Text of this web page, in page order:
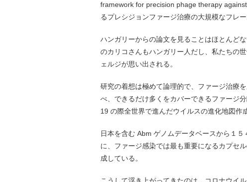
framework for precision phage therapy
るプレシジョンファージ治療の大規模なフレ
ハンガリーからの論文を見ることはほとんど
のカリコさんもハンガリー人だし、私たちの
ェルジが思い出される。
研究の着想は極めて論理的で、ファージ治療
べ、できるだけ多くをカバーできるファージ
19 の際全世界で進んだウイルスの進化地図作
日本を含む Abm ゲノムデータベースから１
に、ファージ感染では最も重要になるカプセ
成している。